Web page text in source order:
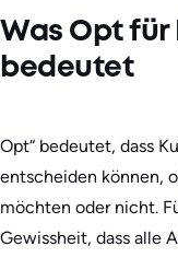
Was Opt für
bedeutet
Opt“ bedeutet, dass
entscheiden können,
möchten oder nicht.
Gewissheit, dass alle